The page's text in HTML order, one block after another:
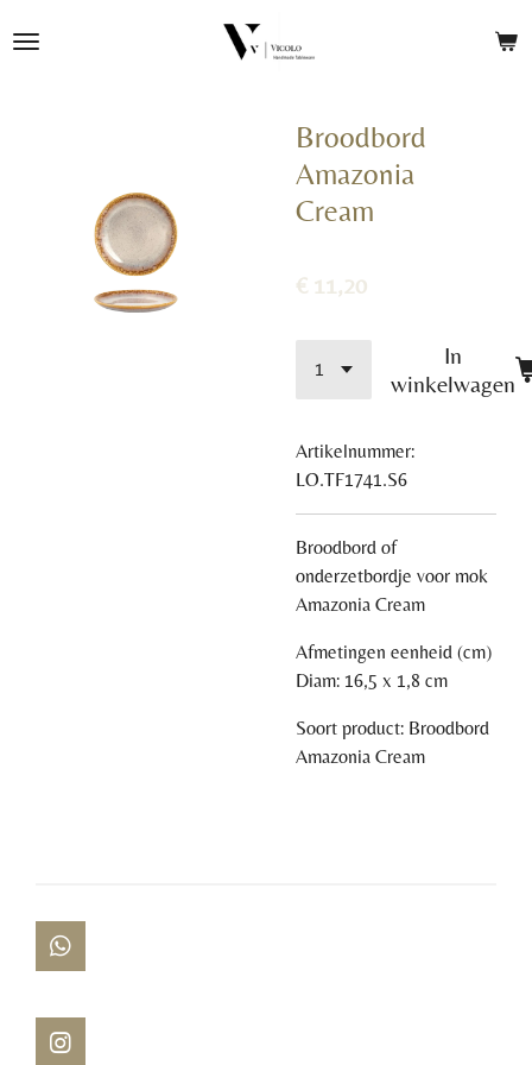
direct
Broodbord
Amazonia
Cream
€ 11,20
In
winkelwagen
Artikelnummer:
LO.TF1741.S6
Broodbord of
onderzetbordje voor mok
Amazonia Cream
Afmetingen eenheid (cm)
Diam: 16,5 x 1,8 cm
Soort product: Broodbord
Amazonia Cream
W
h
t
s
I